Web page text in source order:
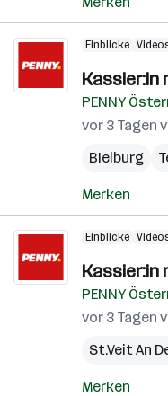
Einblicke
Kassier:in
PENNY
vor 3 Tagen
Bleiburg
Merken
Einblicke
Kassier:in
PENNY
vor 3 Tagen
St.Veit An
Merken